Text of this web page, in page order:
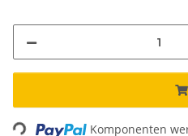
Loading... Komponenten